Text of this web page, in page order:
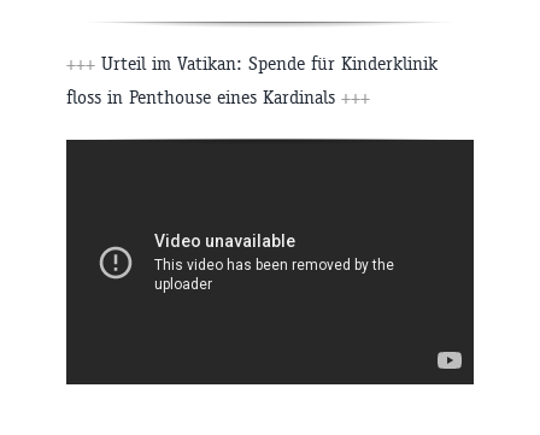
+++ Urteil im Vatikan: Spende für Kinderklinik
floss in Penthouse eines Kardinals +++